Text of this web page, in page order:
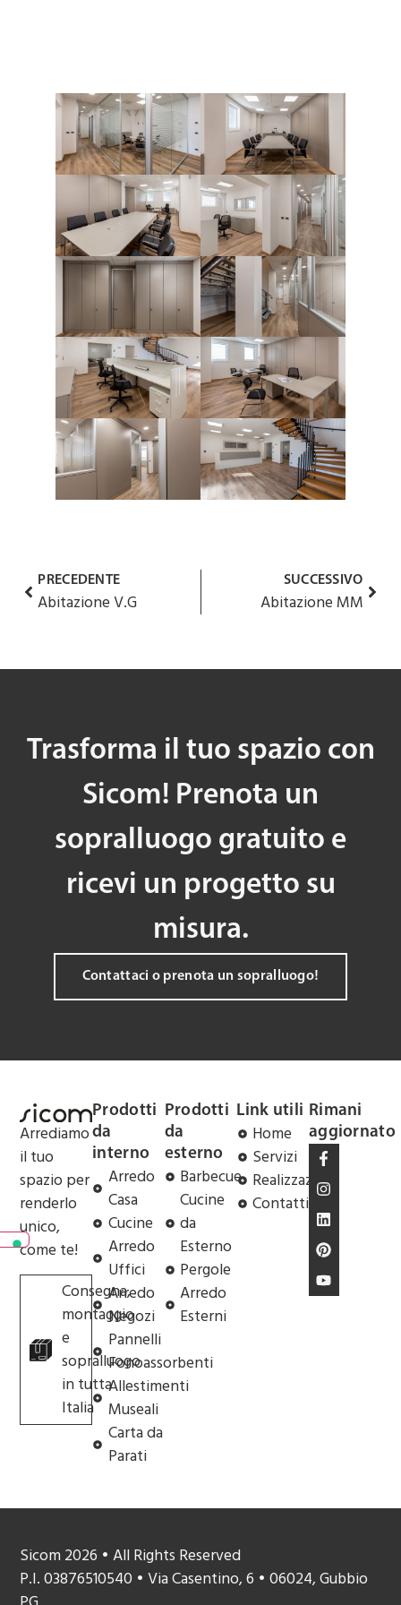
PRECEDENTE
Abitazione V.G
SUCCESSIVO
Abitazione MM
Trasforma il tuo spazio con
Sicom! Prenota un
sopralluogo gratuito e
ricevi un progetto su
misura.
Contattaci o prenota un sopralluogo!
Arrediamo
il tuo
spazio per
renderlo
unico,
come te!
Consegna,
montaggio
e
sopralluogo
in tutta
Italia
Prodotti
da
interno
Arredo
Casa
Cucine
Arredo
Uffici
Arredo
Negozi
Pannelli
Fonoassorbenti
Allestimenti
Museali
Carta da
Parati
Prodotti
da
esterno
Barbecue
Cucine
da
Esterno
Pergole
Arredo
Esterni
Link utili
Home
Servizi
Realizzazioni
Contatti
Rimani
aggiornato
Sicom 2026 • All Rights Reserved
P.I. 03876510540 • Via Casentino, 6 • 06024, Gubbio